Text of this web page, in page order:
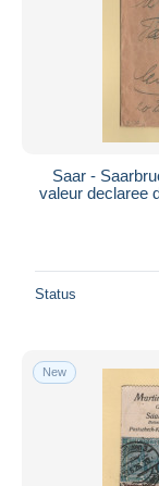
Saar -
valeur declaree
Status
New